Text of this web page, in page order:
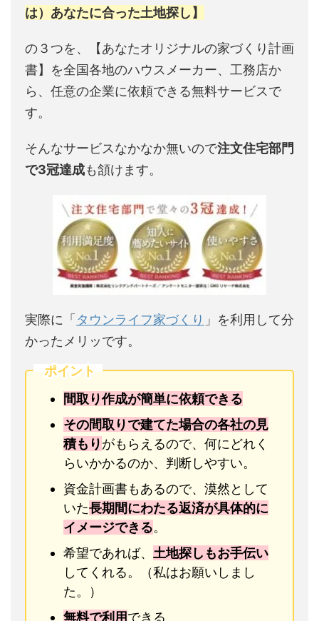
は）あなたに合った土地探し】
の３つを、【あなたオリジナルの家づくり計画
書】を全国各地のハウスメーカー、工務店か
ら、任意の企業に依頼できる無料サービスで
す。
そんなサービスなかなか無いので注文住宅部門
で3冠達成も頷けます。
実際に「 タウンライフ家づくり 」を利用して分
かったメリッです。
ポイント
間取り作成が簡単に依頼できる
その間取りで建てた場合の各社の見
積もりがもらえるので、何にどれく
らいかかるのか、判断しやすい。
資金計画書もあるので、漠然として
いた長期間にわたる返済が具体的に
イメージできる。
希望であれば、 土地探しもお手伝い
してくれる。（私はお願いしまし
た。）
無料で利用できる